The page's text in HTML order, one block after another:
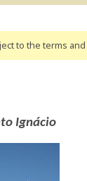
to the terms
Ignácio